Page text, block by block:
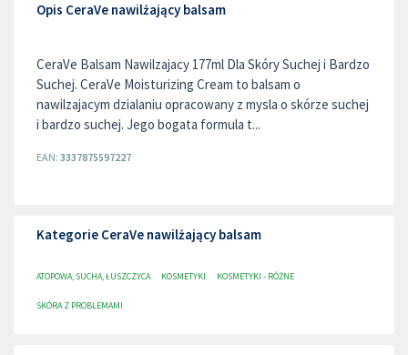
Opis CeraVe nawilżający balsam
CeraVe Balsam Nawilzajacy 177ml Dla Skóry Suchej i Bardzo
Suchej. CeraVe Moisturizing Cream to balsam o
nawilzajacym dzialaniu opracowany z mysla o skórze suchej
i bardzo suchej. Jego bogata formula t...
EAN: 3337875597227
Kategorie CeraVe nawilżający balsam
ATOPOWA, SUCHA, ŁUSZCZYCA KOSMETYKI KOSMETYKI - RÓŻNE
SKÓRA Z PROBLEMAMI